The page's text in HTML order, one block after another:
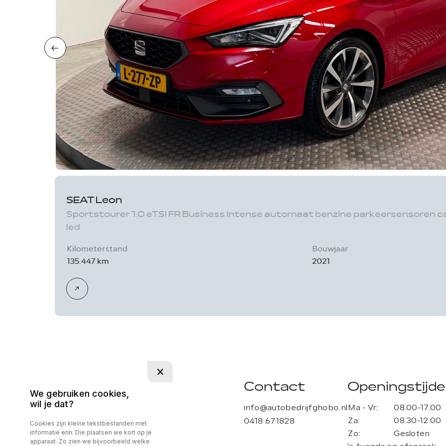
SEAT Leon
Sportstourer 1.0 eTSI FR Business Intense automaat benzine parkeersensoren
led
Kilometerstand
135.447 km
Bouwjaar
2021
Contact
info@autobedrijfghobo.nl
0418 671828
Ma - Vr:
08.00-17.00
Za:
08.30-12.00
Zo:
Gesloten
We gebruiken cookies,
wil je dat?
Cookies zijn kleine tekstbestanden met
informatie erin. Die plaatsen we kort op je
apparaat. Zo zien we bijvoorbeeld welke